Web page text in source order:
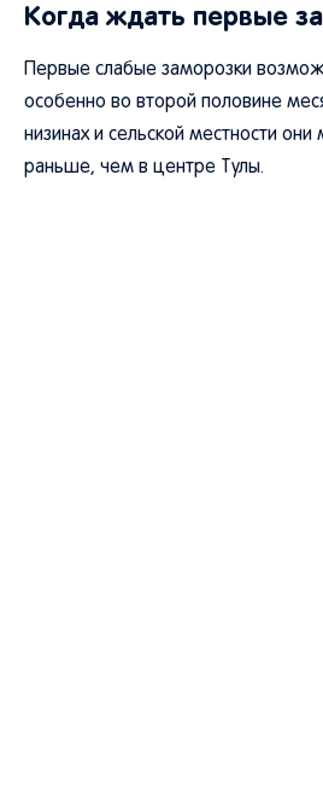
Когда ждать первые
Первые слабые заморозки
особенно во второй половине
низинах и сельской местности они
раньше, чем в центре Тулы.